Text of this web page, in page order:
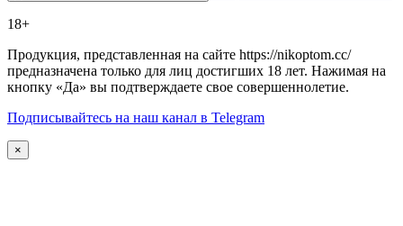
18+
Продукция, представленная на сайте https://nikoptom.cc/
предназначена только для лиц достигших 18 лет. Нажимая на
кнопку «Да» вы подтверждаете свое совершеннолетие.
Подписывайтесь на наш канал в Telegram
×